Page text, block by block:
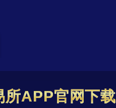
所APP官网下载